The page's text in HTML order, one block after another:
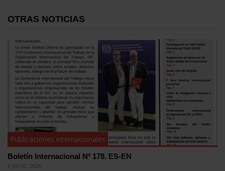
OTRAS NOTICIAS
Publicaciones internacionales
Boletín Internacional Nº 178. ES-EN
9 JULIO, 2026